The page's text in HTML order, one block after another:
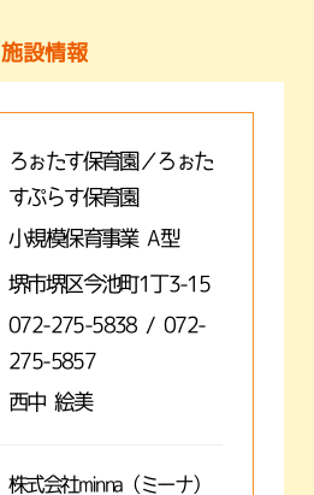
施設情報
ろぉたす保育園／ろぉた
すぷらす保育園
小規模保育事業 A型
堺市堺区今池町1丁3-15
072-275-5838 / 072-
275-5857
西中 絵美
株式会社minna（ミーナ）